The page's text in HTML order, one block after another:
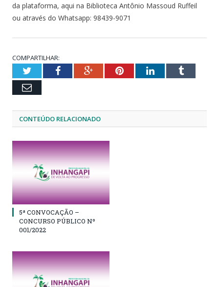
da plataforma, aqui na Biblioteca Antônio Massoud Ruffeil
ou através do Whatsapp: 98439-9071
COMPARTILHAR:
TwitterFacebookGoogle+PinterestLinkedInTumblr
Email
CONTEÚDO RELACIONADO
5ª CONVOCAÇÃO –
CONCURSO PÚBLICO Nº
001/2022